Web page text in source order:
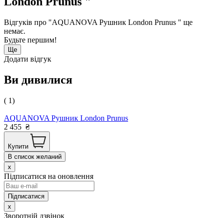
Відгуків про "AQUANOVA Рушник London Prunus " ще
немає.
Будьте першим!
Ще
Додати відгук
Ви дивилися
( 1)
AQUANOVA Рушник London Prunus
2 455 ₴
Купити
В список желаний
x
Підписатися на оновлення
x
Зворотній дзвінок